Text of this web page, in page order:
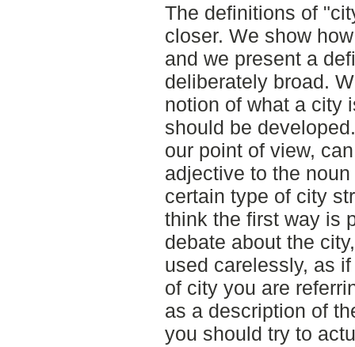
The definitions of
closer. We show
and we present a
deliberately broad.
notion of what a city
should be
our point of view,
adjective to the
certain type of city
think the first way is
debate about the
used carelessly, as
of city you are
as a description of
you should try to